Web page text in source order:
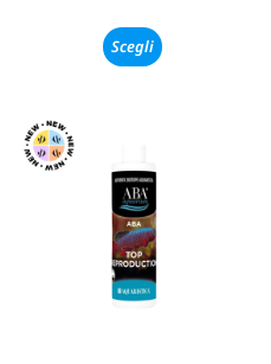
Scegli